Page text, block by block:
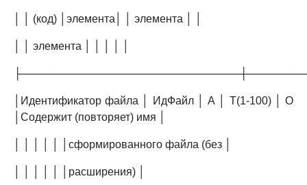
│ │ (код) │элемента│ │ элемента │ │
│ │ элемента │ │ │ │ │
│Идентификатор файла │ ИдФайл │ А │ T(1-100) │ О
│Содержит (повторяет) имя │
│ │ │ │ │ │сформированного файла (без │
│ │ │ │ │ │расширения) │